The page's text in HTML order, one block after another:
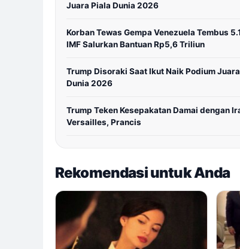
Juara Piala Dunia 2026
Korban Tewas Gempa Venezuela Tembus
IMF Salurkan Bantuan Rp5,6 Triliun
Trump Disoraki Saat Ikut Naik Podium
Dunia 2026
Trump Teken Kesepakatan Damai dengan
Versailles, Prancis
Rekomendasi untuk Anda